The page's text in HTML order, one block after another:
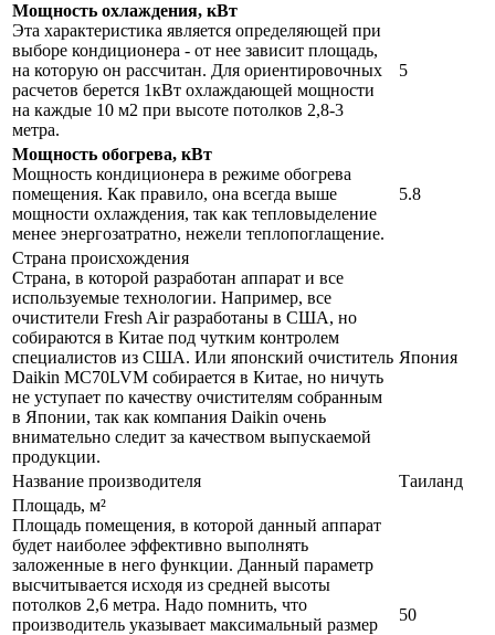
Мощность охлаждения, кВт
Эта характеристика является определяющей при
выборе кондиционера - от нее зависит площадь,
на которую он рассчитан. Для ориентировочных
расчетов берется 1кВт охлаждающей мощности
на каждые 10 м2 при высоте потолков 2,8-3
метра.
5
Мощность обогрева, кВт
Мощность кондиционера в режиме обогрева
помещения. Как правило, она всегда выше
мощности охлаждения, так как тепловыделение
менее энергозатратно, нежели теплопоглащение.
5.8
Страна происхождения
Страна, в которой разработан аппарат и все
используемые технологии. Например, все
очистители Fresh Air разработаны в США, но
собираются в Китае под чутким контролем
специалистов из США. Или японский очиститель
Daikin MC70LVM собирается в Китае, но ничуть
не уступает по качеству очистителям собранным
в Японии, так как компания Daikin очень
внимательно следит за качеством выпускаемой
продукции.
Япония
Название производителя
Таиланд
Площадь, м²
Площадь помещения, в которой данный аппарат
будет наиболее эффективно выполнять
заложенные в него функции. Данный параметр
высчитывается исходя из средней высоты
потолков 2,6 метра. Надо помнить, что
производитель указывает максимальный размер
50